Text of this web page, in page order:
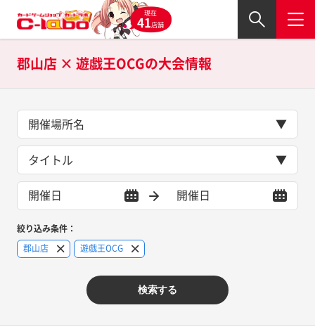
現在
41店舗
郡山店 × 遊戯王OCGの大会情報
開催場所名
タイトル
絞り込み条件：
郡山店
遊戯王OCG
検索する